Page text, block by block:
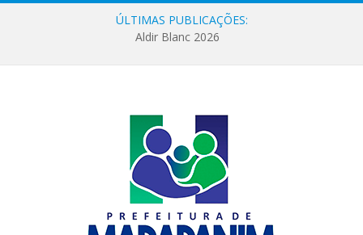
ÚLTIMAS PUBLICAÇÕES:
Aldir Blanc 2026